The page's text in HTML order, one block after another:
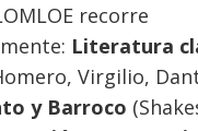
recorre
Literatura
Virgilio,
y Barroco